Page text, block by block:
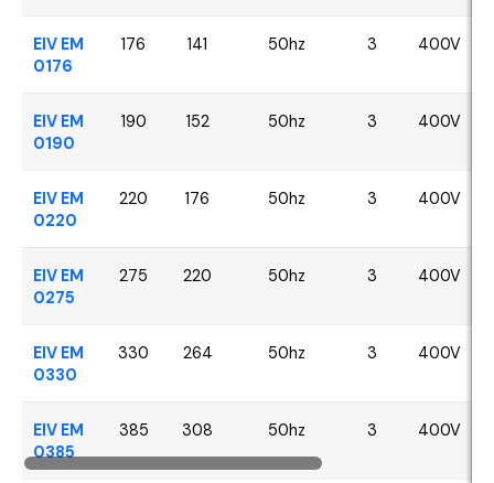
EIV EM
0176
176 141 50hz 3 400V
EIV EM
0190
190 152 50hz 3 400V
EIV EM
0220
220 176 50hz 3 400V
EIV EM
0275
275 220 50hz 3 400V
EIV EM
0330
330 264 50hz 3 400V
EIV EM
0385
385 308 50hz 3 400V